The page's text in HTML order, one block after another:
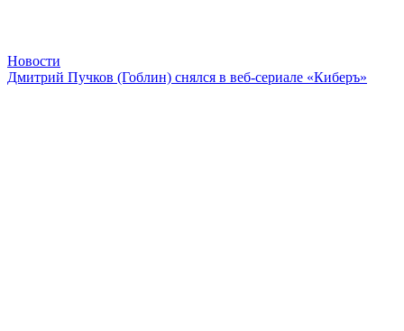
Новости
Дмитрий Пучков (Гоблин) снялся в веб-сериале «Киберъ»